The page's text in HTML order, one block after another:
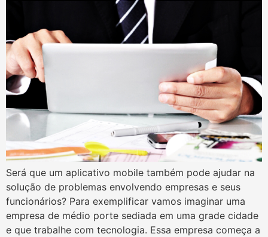
Será que um aplicativo mobile também pode ajudar na
solução de problemas envolvendo empresas e seus
funcionários? Para exemplificar vamos imaginar uma
empresa de médio porte sediada em uma grade cidade
e que trabalhe com tecnologia. Essa empresa começa a